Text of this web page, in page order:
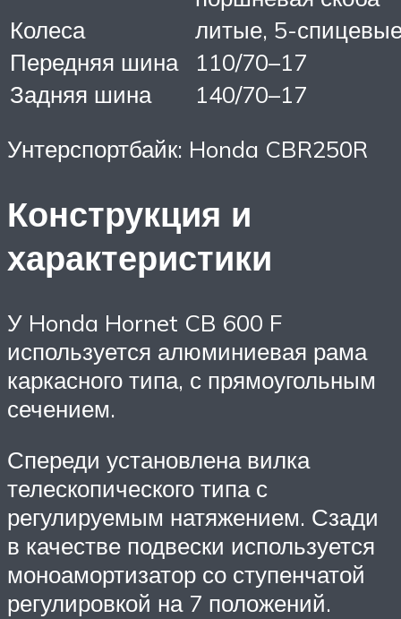
Колеса
литые, 5-
Передняя шина
110/70–17
Задняя шина
140/70–17
Унтерспортбайк: Honda CBR250R
Конструкция и
характеристики
У Honda Hornet CB 600 F
используется алюминиевая рама
каркасного типа, с прямоугольным
сечением.
Спереди установлена вилка
телескопического типа с
регулируемым натяжением. Сзади
в качестве подвески используется
моноамортизатор со ступенчатой
регулировкой на 7 положений.